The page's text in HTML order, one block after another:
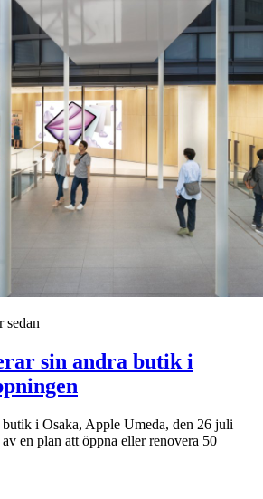
sedan
sin andra butik i
i Osaka, Apple Umeda, den 26 juli
en plan att öppna eller renovera 50